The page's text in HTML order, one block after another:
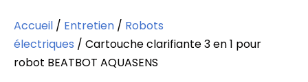
Accueil / Entretien / Robots
électriques / Cartouche clarifiante 3 en 1 pour
robot BEATBOT AQUASENS